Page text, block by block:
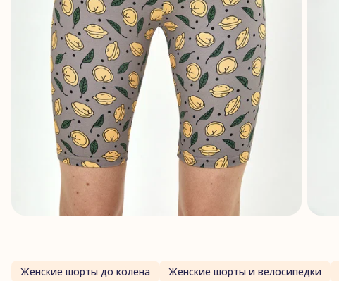
Женские шорты до колена Женские шорты и велосипедки